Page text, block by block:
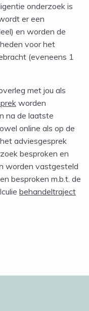
onderzoek is
er een
en worden de
voor het
(eveneens 1
met jou als
worden
na de laatste
online als op de
adviesgesprek
besproken en
worden vastgesteld
besproken m.b.t. de
behandeltraject